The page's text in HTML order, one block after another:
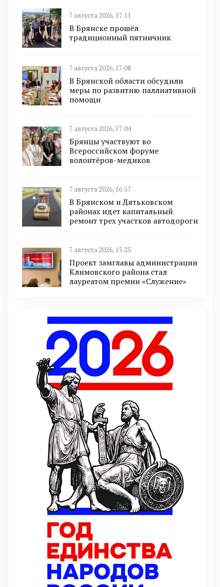
7 августа 2026, 17:11
В Брянске прошёл
традиционный пятничник
7 августа 2026, 17:08
В Брянской области обсудили
меры по развитию паллиативной
помощи
7 августа 2026, 17:04
Брянцы участвуют во
Всероссийском форуме
волонтёров-медиков
7 августа 2026, 16:57
В Брянском и Дятьковском
районах идет капитальный
ремонт трех участков автодороги
7 августа 2026, 15:25
Проект замглавы администрации
Климовского района стал
лауреатом премии «Служение»